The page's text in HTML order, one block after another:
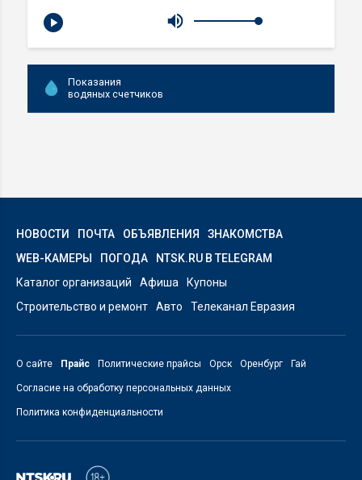
Показания
водяных счетчиков
НОВОСТИ ПОЧТА ОБЪЯВЛЕНИЯ
ЗНАКОМСТВА
WEB-КАМЕРЫ
ПОГОДА
NTSK.RU В TELEGRAM
Каталог организаций
Афиша
Купоны
Строительство и ремонт
Авто Телеканал Евразия
О сайте Прайс Политические прайсы Орск Оренбург Гай
Согласие на обработку персональных данных
Политика конфиденциальности